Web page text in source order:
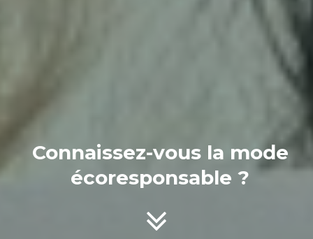
Connaissez-vous la mode
écoresponsable ?